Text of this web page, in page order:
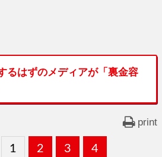
るはずのメディアが「裏金容
print
固
1 ,
固
2 ,
固
3 ,
固
4